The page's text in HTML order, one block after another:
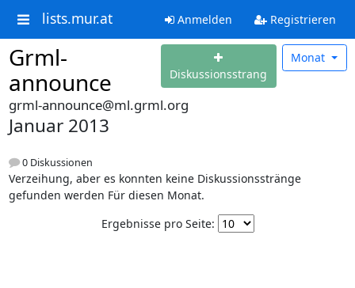
lists.mur.at Anmelden Registrieren
Grml-
announce
Diskussionsstrang
Monat
grml-announce@ml.grml.org
Januar 2013
0 Diskussionen
Verzeihung, aber es konnten keine Diskussionsstränge
gefunden werden Für diesen Monat.
Ergebnisse pro Seite: